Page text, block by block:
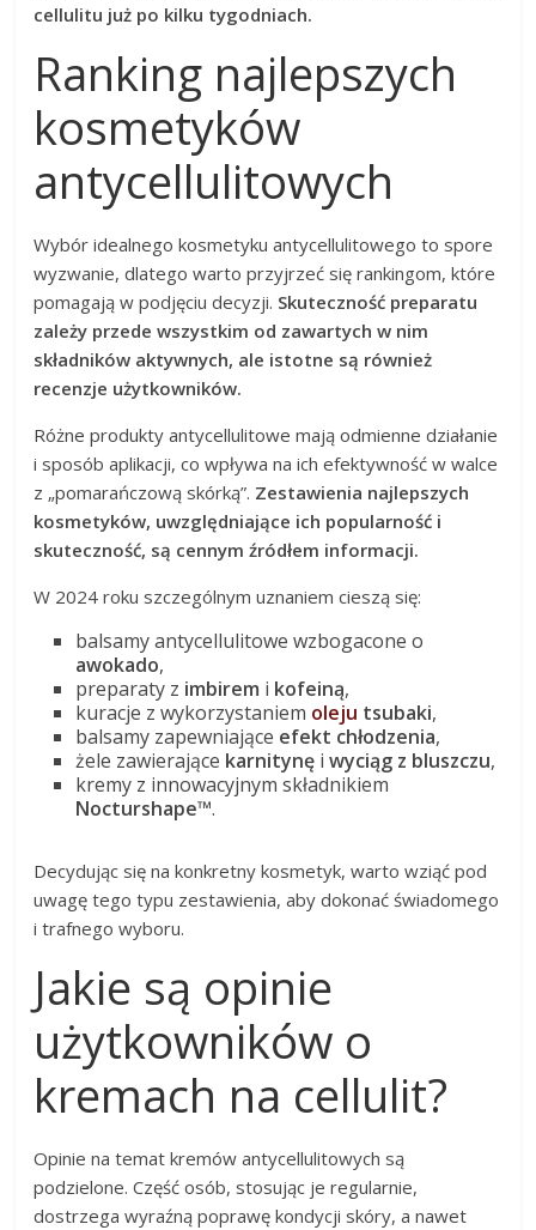
cellulitu już po kilku tygodniach.
Ranking najlepszych
kosmetyków
antycellulitowych
Wybór idealnego kosmetyku antycellulitowego to spore
wyzwanie, dlatego warto przyjrzeć się rankingom, które
pomagają w podjęciu decyzji. Skuteczność preparatu
zależy przede wszystkim od zawartych w nim
składników aktywnych, ale istotne są również
recenzje użytkowników.
Różne produkty antycellulitowe mają odmienne działanie
i sposób aplikacji, co wpływa na ich efektywność w walce
z „pomarańczową skórką”. Zestawienia najlepszych
kosmetyków, uwzględniające ich popularność i
skuteczność, są cennym źródłem informacji.
W 2024 roku szczególnym uznaniem cieszą się:
balsamy antycellulitowe wzbogacone o
awokado,
preparaty z imbirem i kofeiną,
kuracje z wykorzystaniem oleju tsubaki,
balsamy zapewniające efekt chłodzenia,
żele zawierające karnitynę iwyciąg z bluszczu,
kremy z innowacyjnym składnikiem
Nocturshape™.
Decydując się na konkretny kosmetyk, warto wziąć pod
uwagę tego typu zestawienia, aby dokonać świadomego
i trafnego wyboru.
Jakie są opinie
użytkowników o
kremach na cellulit?
Opinie na temat kremów antycellulitowych są
podzielone. Część osób, stosując je regularnie,
dostrzega wyraźną poprawę kondycji skóry, a nawet